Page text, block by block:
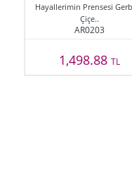
Hayallerimin Prensesi
Çiçe..
AR0203
1,498.88TL